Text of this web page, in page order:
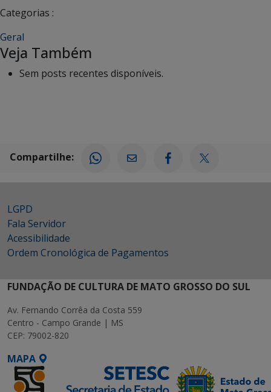
Categorias :
Geral
Veja Também
Sem posts recentes disponíveis.
Compartilhe:
LGPD
Fala Servidor
Acessibilidade
Ordem Cronológica de Pagamentos
FUNDAÇÃO DE CULTURA DE MATO GROSSO DO SUL
Av. Fernando Corrêa da Costa 559
Centro - Campo Grande | MS
CEP: 79002-820
MAPA